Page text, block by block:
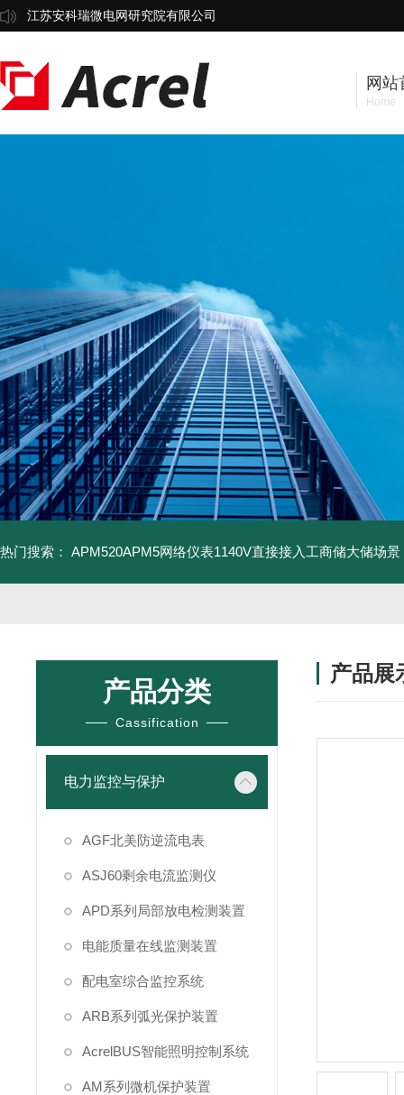
江苏安科瑞微电网研究院有限公司
网站
Home
热门搜索： APM520APM5网络仪表1140V直接接入工商储大储场景
产品分类
Cassification
电力监控与保护
AGF北美防逆流电表
ASJ60剩余电流监测仪
APD系列局部放电检测装置
电能质量在线监测装置
配电室综合监控系统
ARB系列弧光保护装置
AcrelBUS智能照明控制系统
AM系列微机保护装置
产品展